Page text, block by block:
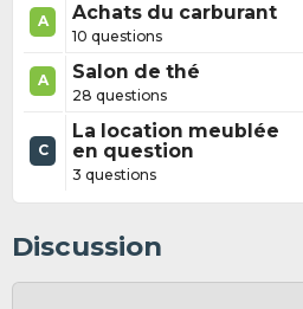
A Achats du carburant
10 questions
A Salon de thé
28 questions
C
La location meublée
en question
3 questions
Discussion